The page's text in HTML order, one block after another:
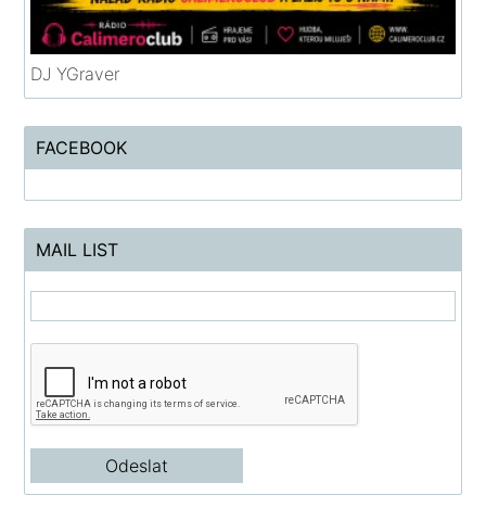
DJ YGraver
FACEBOOK
MAIL LIST